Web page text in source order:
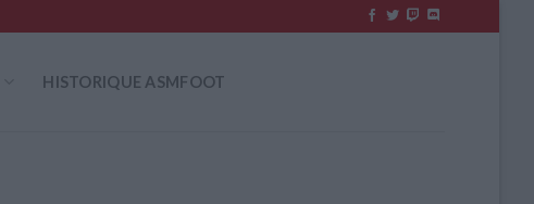
HISTORIQUE ASMFOOT